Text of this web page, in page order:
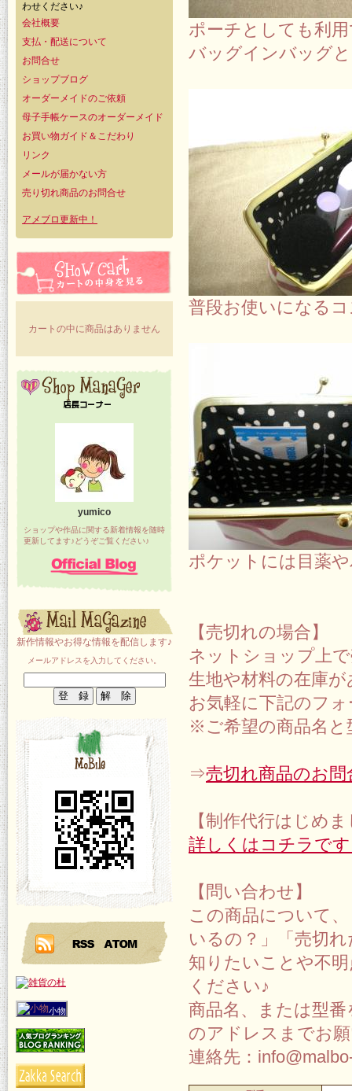
わせください♪
会社概要
支払・配送について
お問合せ
ショップブログ
オーダーメイドのご依頼
母子手帳ケースのオーダーメイド
お買い物ガイド＆こだわり
リンク
メールが届かない方
売り切れ商品のお問合せ
アメブロ更新中！
カートの中に商品はありません
yumico
ショップや作品に関する新着情報を随時
更新してます♪どうぞご覧ください♪
新作情報やお得な情報を配信します♪
メールアドレスを入力してください。
小物
ポーチとしても利
バッグインバッグ
普段お使いになる
ポケットには目薬
【売切れの場合】
ネットショップ上
生地や材料の在庫
お気軽に下記のフ
※ご希望の商品名と
⇒売切れ商品のお
【制作代行はじめ
詳しくはコチラで
【問い合わせ】
この商品について
いるの？」「売切
知りたいことや不
ください♪
商品名、または型
のアドレスまでお
連絡先：